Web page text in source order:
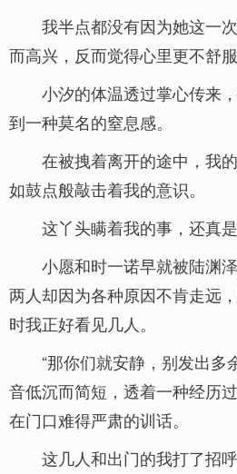
我半点都没有因为她这一
而高兴，反而觉得心里更不舒服
小汐的体温透过掌心传来
到一种莫名的窒息感。
在被拽着离开的途中，我
如鼓点般敲击着我的意识。
这丫头瞒着我的事，还真
小愿和时一诺早就被陆渊
两人却因为各种原因不肯走远
时我正好看见几人。
“那你们就安静，别发出多
音低沉而简短，透着一种经历
在门口难得严肃的训话。
这几人和出门的我打了招